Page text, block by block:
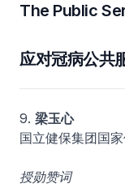
The Public
应对冠病公共
9. 梁玉心
国立健保集团国
授勋赞词